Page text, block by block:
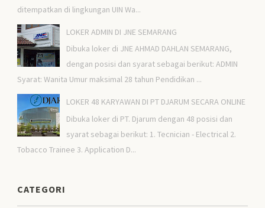
ditempatkan di lingkungan UIN Wa...
LOKER ADMIN DI JNE SEMARANG
Dibuka loker di JNE AHMAD DAHLAN SEMARANG,
dengan posisi dan syarat sebagai berikut: ADMIN
Syarat: Wanita Umur maksimal 28 tahun Pendidikan ...
LOKER 48 KARYAWAN DI PT DJARUM SECARA ONLINE
Dibuka loker di PT. Djarum dengan 48 posisi dan
syarat sebagai berikut: 1. Tecnician - Electrical 2.
Tobacco Trainee 3. Application D...
CATEGORI